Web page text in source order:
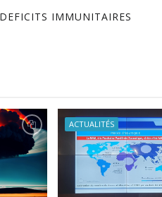
IMMUNITAIRES
ACTUALITÉS